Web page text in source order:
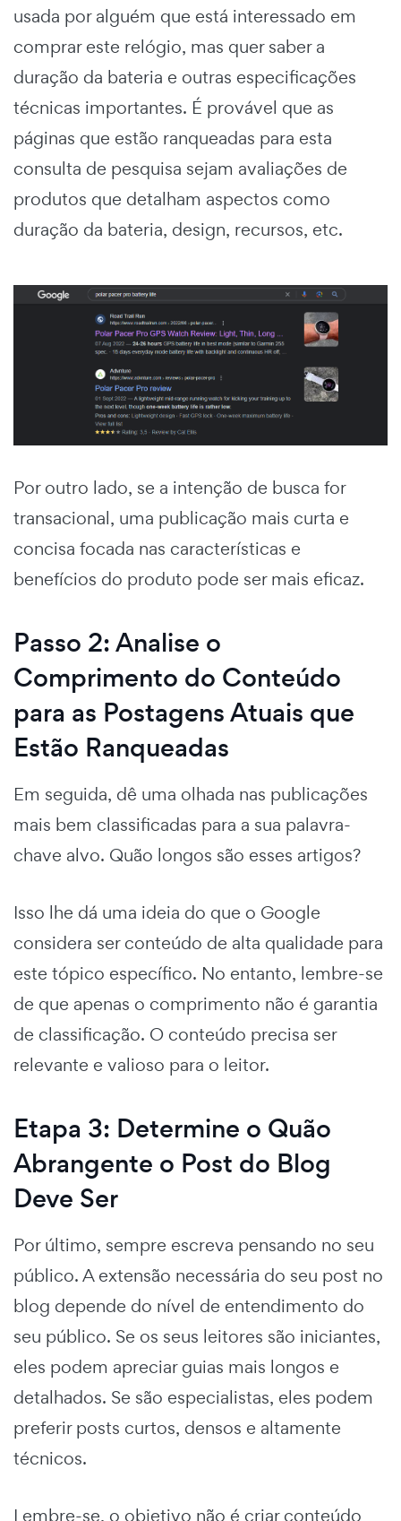
usada por alguém que está interessado em
comprar este relógio, mas quer saber a
duração da bateria e outras especificações
técnicas importantes. É provável que as
páginas que estão ranqueadas para esta
consulta de pesquisa sejam avaliações de
produtos que detalham aspectos como
duração da bateria, design, recursos, etc.
Por outro lado, se a intenção de busca for
transacional, uma publicação mais curta e
concisa focada nas características e
benefícios do produto pode ser mais eficaz.
Passo 2: Analise o
Comprimento do Conteúdo
para as Postagens Atuais que
Estão Ranqueadas
Em seguida, dê uma olhada nas publicações
mais bem classificadas para a sua palavra-
chave alvo. Quão longos são esses artigos?
Isso lhe dá uma ideia do que o Google
considera ser conteúdo de alta qualidade para
este tópico específico. No entanto, lembre-se
de que apenas o comprimento não é garantia
de classificação. O conteúdo precisa ser
relevante e valioso para o leitor.
Etapa 3: Determine o Quão
Abrangente o Post do Blog
Deve Ser
Por último, sempre escreva pensando no seu
público. A extensão necessária do seu post no
blog depende do nível de entendimento do
seu público. Se os seus leitores são iniciantes,
eles podem apreciar guias mais longos e
detalhados. Se são especialistas, eles podem
preferir posts curtos, densos e altamente
técnicos.
Lembre-se, o objetivo não é criar conteúdo